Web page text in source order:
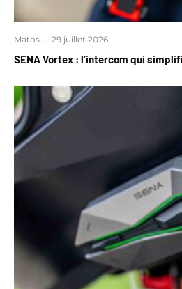
Matos · 29 juillet 2026
SENA Vortex : l’intercom qui